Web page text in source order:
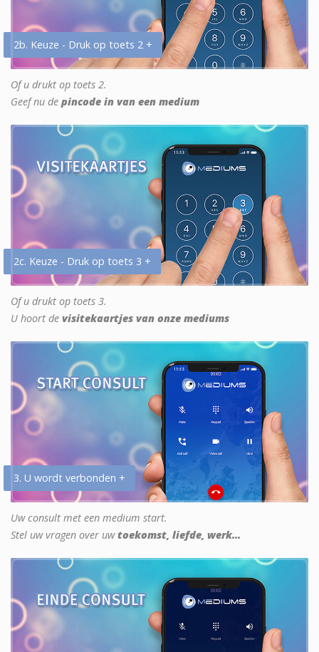
2b. Keuze - Druk op toets 2 +
Of u drukt op toets 2.
Geef nu de pincode in van een medium
2c. Keuze - Druk op toets 3 +
Of u drukt op toets 3.
U hoort de visitekaartjes van onze mediums
3. U wordt verbonden +
Uw consult met een medium start.
Stel uw vragen over uwtoekomst, liefde, werk...